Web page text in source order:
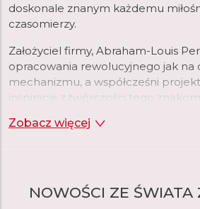
doskonale znanym każdemu
czasomierzy.
Założyciel firmy, Abraham-Louis
opracowania rewolucyjnego jak na
mechanizmu, a współcześni
inspirację z twórczości tego
oraz najwyższej jakości mechanizmy.
Zobacz więcej
NOWOŚCI ZE ŚWIATA